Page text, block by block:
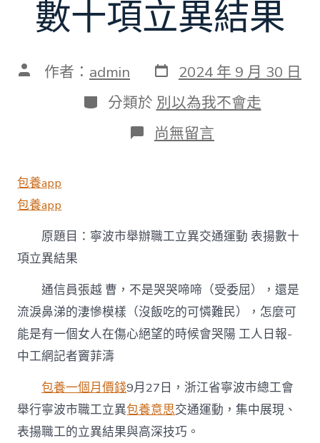
數十項立異結果
文 作者： admin 發
表
日
期
2024 年 9 月 30 日
分
類
分類於 別以為我不會走
在
〈甜
寧
波
辦
職
工
立
運
動
表
揚
尚無留言
包養app
包養app
原題目：寧波市舉辦職工立異交通運動 表揚數十
項立異結果
通信員張越 曹，不是哭哭啼啼（受委屈），還是
流淚鼻涕的淒慘模樣（沒飯吃的可憐難民），怎麼可
能是有一個女人在傷心絕望的時候會哭陽 工人日報-
中工網記者竇菲濤
包養一個月價錢9月27日，浙江省寧波市總工會
舉行寧波市職工立異包養意思交通運動，集中展現、
表揚職工的立異結果與高深技巧。